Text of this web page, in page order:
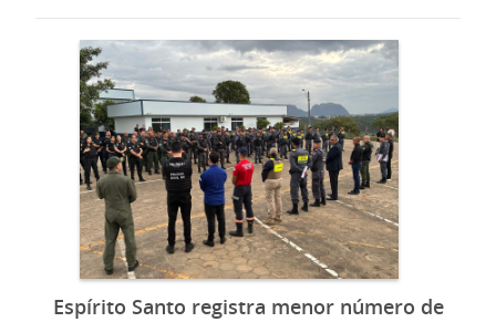
Espírito Santo registra menor número de